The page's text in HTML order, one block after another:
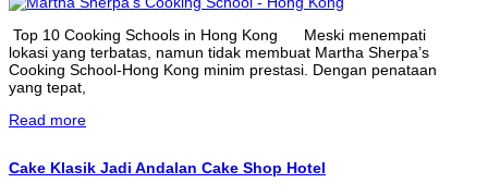
Top 10 Cooking Schools in Hong Kong Meski menempati
lokasi yang terbatas, namun tidak membuat Martha Sherpa’s
Cooking School-Hong Kong minim prestasi. Dengan penataan
yang tepat,
Read more
Cake Klasik Jadi Andalan Cake Shop Hotel